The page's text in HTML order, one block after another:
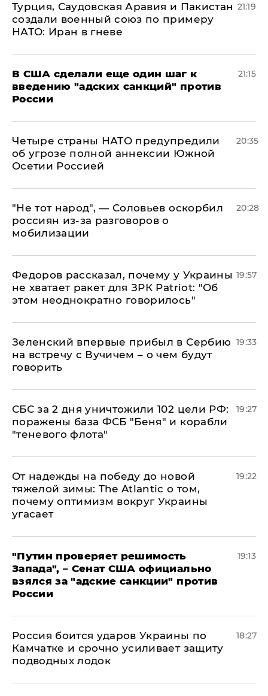
Турция, Саудовская Аравия и Пакистан
создали военный союз по примеру
НАТО: Иран в гневе
21:19
В США сделали еще один шаг к
введению "адских санкций" против
России
21:15
Четыре страны НАТО предупредили
об угрозе полной аннексии Южной
Осетии Россией
20:35
​"Не тот народ", — Соловьев оскорбил
россиян из-за разговоров о
мобилизации
20:28
Федоров рассказал, почему у Украины
не хватает ракет для ЗРК Patriot: "Об
этом неоднократно говорилось"
19:57
Зеленский впервые прибыл в Сербию
на встречу с Вучичем – о чем будут
говорить
19:33
СБС за 2 дня уничтожили 102 цели РФ:
поражены база ФСБ "Беня" и корабли
"теневого флота"
19:27
От надежды на победу до новой
тяжелой зимы: The Atlantic о том,
почему оптимизм вокруг Украины
угасает
19:22
"Путин проверяет решимость
Запада", – Сенат США официально
взялся за "адские санкции" против
России
19:13
Россия боится ударов Украины по
Камчатке и срочно усиливает защиту
подводных лодок
18:27